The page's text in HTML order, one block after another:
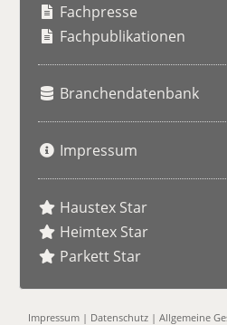
Fachpresse
Fachpublikationen
Branchendatenbank
Impressum
Haustex Star
Heimtex Star
Parkett Star
Impressum | Datenschutz |Allgemeine